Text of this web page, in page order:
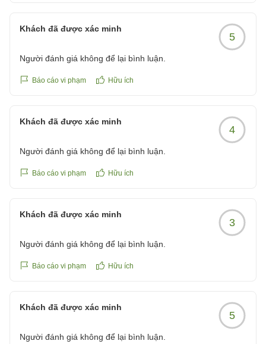
Khách đã được xác minh
5
Người đánh giá không để lại bình luận.
Báo cáo vi phạm Hữu ích
Khách đã được xác minh
4
Người đánh giá không để lại bình luận.
Báo cáo vi phạm Hữu ích
Khách đã được xác minh
3
Người đánh giá không để lại bình luận.
Báo cáo vi phạm Hữu ích
Khách đã được xác minh
5
Người đánh giá không để lại bình luận.